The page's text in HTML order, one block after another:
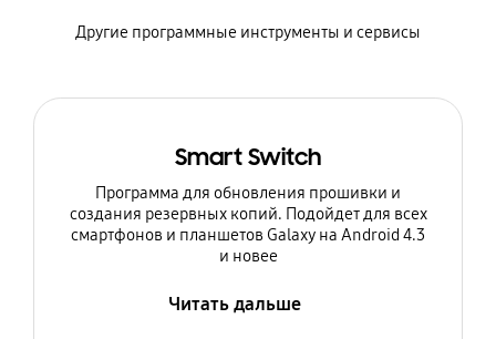
Другие программные инструменты и сервисы
Smart Switch
Программа для обновления прошивки и
создания резервных копий. Подойдет для всех
смартфонов и планшетов Galaxy на Android 4.3
и новее
Читать дальше